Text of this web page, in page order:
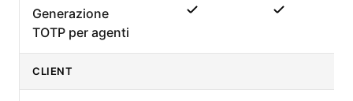
Generazione
TOTP per agenti
CLIENT